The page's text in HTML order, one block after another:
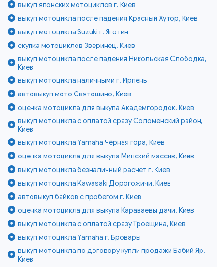
выкуп японских мотоциклов г. Киев
выкуп мотоцикла после падения Красный Хутор, Киев
выкуп мотоцикла Suzuki г. Яготин
скупка мотоциклов Зверинец, Киев
выкуп мотоцикла после падения Никольская Слободка,
Киев
выкуп мотоцикла наличными г. Ирпень
автовыкуп мото Святошино, Киев
оценка мотоцикла для выкупа Академгородок, Киев
выкуп мотоцикла с оплатой сразу Соломенский район,
Киев
выкуп мотоцикла Yamaha Чёрная гора, Киев
оценка мотоцикла для выкупа Минский массив, Киев
выкуп мотоцикла безналичный расчет г. Киев
выкуп мотоцикла Kawasaki Дорогожичи, Киев
автовыкуп байков с пробегом г. Киев
оценка мотоцикла для выкупа Караваевы дачи, Киев
выкуп мотоцикла с оплатой сразу Троещина, Киев
выкуп мотоцикла Yamaha г. Бровары
выкуп мотоцикла по договору купли продажи Бабий Яр,
Киев